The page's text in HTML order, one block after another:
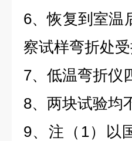
6、恢复到室温
察试样弯折处
7、低温弯折仪
8、两块试验均
9、注（1）以